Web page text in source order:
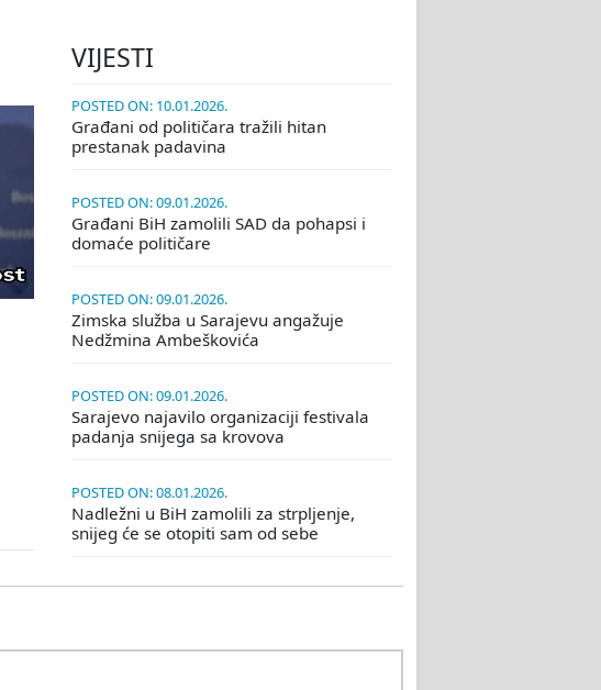
VIJESTI
POSTED ON: 10.01.2026.
Građani od političara tražili hitan
prestanak padavina
POSTED ON: 09.01.2026.
Građani BiH zamolili SAD da pohapsi i
domaće političare
POSTED ON: 09.01.2026.
Zimska služba u Sarajevu angažuje
Nedžmina Ambeškovića
POSTED ON: 09.01.2026.
Sarajevo najavilo organizaciji festivala
padanja snijega sa krovova
POSTED ON: 08.01.2026.
Nadležni u BiH zamolili za strpljenje,
snijeg će se otopiti sam od sebe